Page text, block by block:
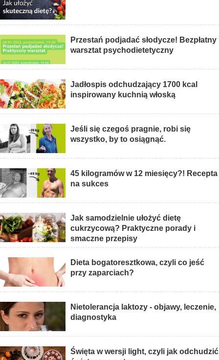
Przestań podjadać słodycze! Bezpłatny
warsztat psychodietetyczny
Jadłospis odchudzający 1700 kcal
inspirowany kuchnią włoską
Jeśli się czegoś pragnie, robi się
wszystko, by to osiągnąć.
45 kilogramów w 12 miesięcy?! Recepta
na sukces
Jak samodzielnie ułożyć dietę
cukrzycową? Praktyczne porady i
smaczne przepisy
Dieta bogatoresztkowa, czyli co jeść
przy zaparciach?
Nietolerancja laktozy - objawy, leczenie,
diagnostyka
Święta w wersji light, czyli jak odchudzić